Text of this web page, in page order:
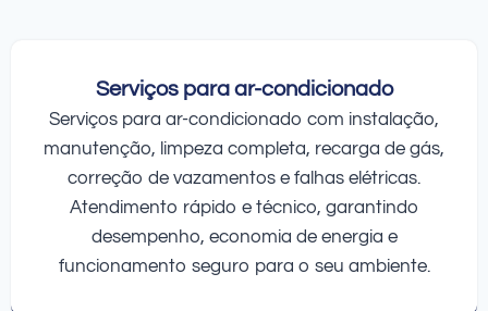
Serviços para ar-condicionado
Serviços para ar-condicionado com instalação,
manutenção, limpeza completa, recarga de gás,
correção de vazamentos e falhas elétricas.
Atendimento rápido e técnico, garantindo
desempenho, economia de energia e
funcionamento seguro para o seu ambiente.